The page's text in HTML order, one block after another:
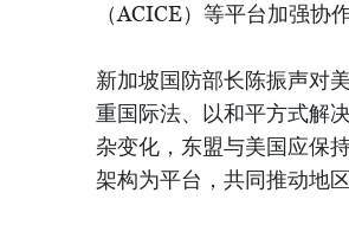
（ACICE）等平台加强协作
新加坡国防部长陈振声对
重国际法、以和平方式解
杂变化，东盟与美国应保
架构为平台，共同推动地